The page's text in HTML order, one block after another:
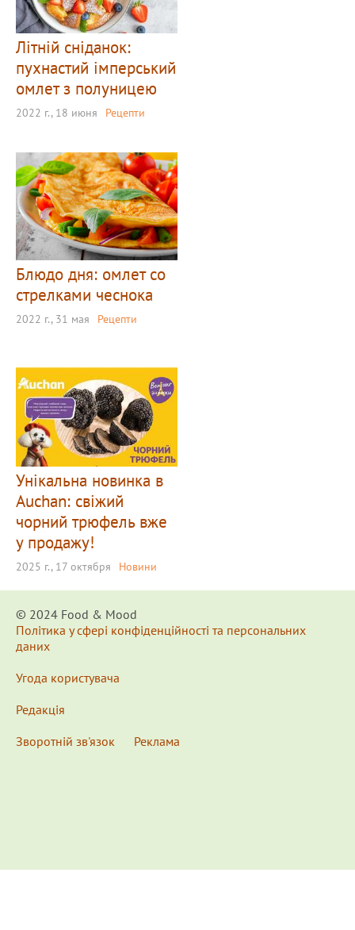
Літній сніданок:
пухнастий імперський
омлет з полуницею
2022 г., 18 июня Рецепти
Блюдо дня: омлет со
стрелками чеснока
2022 г., 31 мая Рецепти
Унікальна новинка в
Auchan: свіжий
чорний трюфель вже
у продажу!
2025 г., 17 октября Новини
© 2024 Food & Мood
Політика у сфері конфіденційності та персональних
даних
Угода користувача
Редакція
Зворотній зв'язок
Реклама